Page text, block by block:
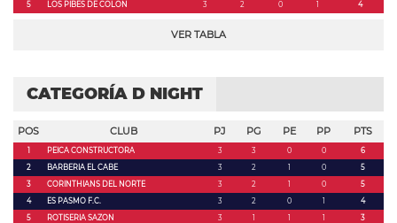
5 LOS PIBES DE COLON 3 2 0 1 4
VER TABLA
CATEGORÍA D NIGHT
POS CLUB PJ PG PE PP PTS
1 PEICA CONSTRUCTORA 3 3 0 0
6
2
BARBERIA EL CABE 3 2 1 0
5
3
CORINTHIANS DEL NORTE 3 2 1 0
5
4
ES PASMO F.C. 3 2 0 1
4
5
ROTISERIA SAZON 3 1 1 1 3